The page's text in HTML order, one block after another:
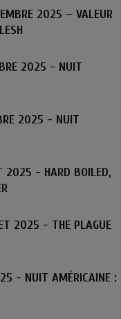
2025 – VALEUR
2025 - NUIT
2025 - NUIT
2025 - HARD BOILED,
2025 - THE PLAGUE
- NUIT AMÉRICAINE :